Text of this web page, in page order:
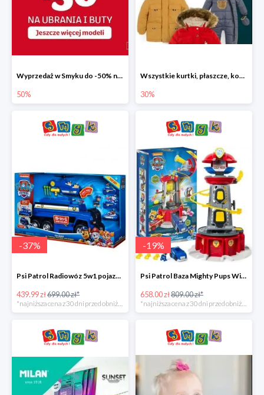
Wyprzedaż w Smyku do -50% na ubrania i buty
50%
Wszystkie kurtki, płaszcze, kombinezony i spodnie narciarskie -30%
30%
-37%
Psi Patrol Radiowóz 5w1 pojazd ratunkowy z figurką Chase'a -37%
439.99 zł699.00 zł*
-19%
Psi Patrol Baza Mighty Pups Wieża obserwacyjna+pojazd z figurką -19%
658.00 zł809.00 zł*